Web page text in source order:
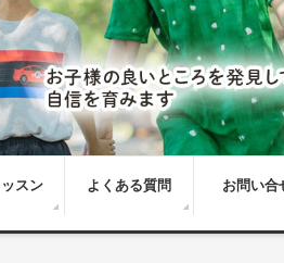
スン よくある質問 お問い合